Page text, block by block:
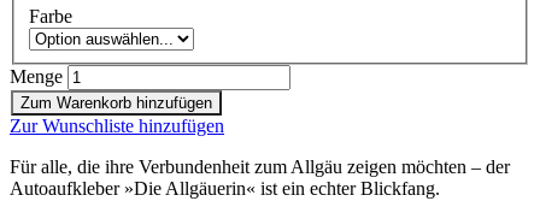
Farbe
Menge
Zum Warenkorb hinzufügen
Zur Wunschliste hinzufügen
Für alle, die ihre Verbundenheit zum Allgäu zeigen möchten – der
Autoaufkleber »Die Allgäuerin« ist ein echter Blickfang.